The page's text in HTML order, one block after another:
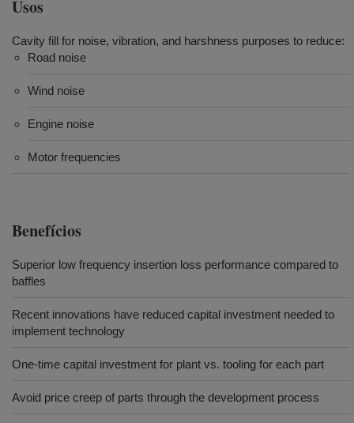
Usos
Cavity fill for noise, vibration, and harshness purposes to reduce:
Road noise
Wind noise
Engine noise
Motor frequencies
Benefícios
Superior low frequency insertion loss performance compared to
baffles
Recent innovations have reduced capital investment needed to
implement technology
One-time capital investment for plant vs. tooling for each part
Avoid price creep of parts through the development process